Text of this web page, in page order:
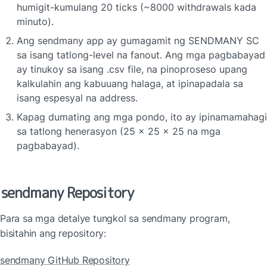
humigit-kumulang 20 ticks (~8000 withdrawals kada
minuto).
Ang sendmany app ay gumagamit ng SENDMANY SC
sa isang tatlong-level na fanout. Ang mga pagbabayad
ay tinukoy sa isang .csv file, na pinoproseso upang
kalkulahin ang kabuuang halaga, at ipinapadala sa
isang espesyal na address.
Kapag dumating ang mga pondo, ito ay ipinamamahagi
sa tatlong henerasyon (25 x 25 x 25 na mga
pagbabayad).
sendmany Repository
Para sa mga detalye tungkol sa sendmany program,
bisitahin ang repository:
sendmany GitHub Repository